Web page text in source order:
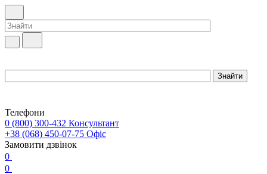
Телефони
0 (800) 300-432 Консультант
+38 (068) 450-07-75 Офіс
Замовити дзвінок
0
0